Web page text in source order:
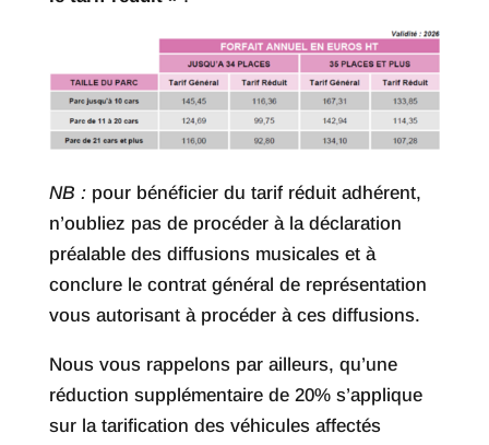
NB :pour bénéficier du tarif réduit adhérent,
n’oubliez pas de procéder à la déclaration
préalable des diffusions musicales et à
conclure le contrat général de représentation
vous autorisant à procéder à ces diffusions.
Nous vous rappelons par ailleurs, qu’une
réduction supplémentaire de 20% s’applique
sur la tarification des véhicules affectés